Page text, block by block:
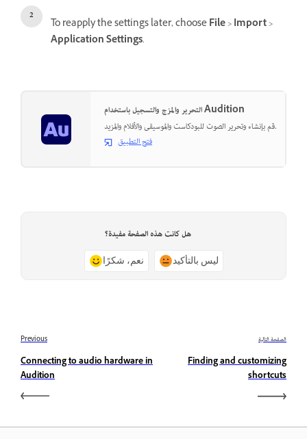
To reapply the settings later, chooseFile>Import>
Application Settings.
التحرير والمزج والتسجيل باستخدام Audition
قم بإنشاء وتحرير الصوت للبودكاست والموسيقى والأفلام والمزيد.
فتح التطبيق
هل كانت هذه الصفحة مفيدة؟
نعم، شكرًا ليس بالتأكيد
Previous
Connecting to audio hardware in
Audition
الصفحة التالية
Finding and customizing
shortcuts